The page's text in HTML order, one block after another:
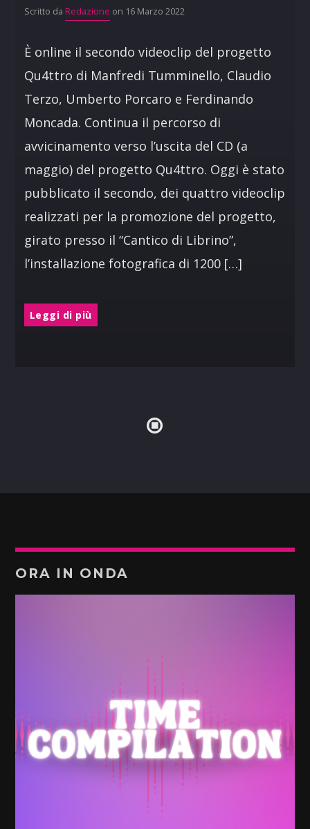
Scritto da Redazione on 16 Marzo 2022
È online il secondo videoclip del progetto
Qu4ttro di Manfredi Tumminello, Claudio
Terzo, Umberto Porcaro e Ferdinando
Moncada. Continua il percorso di
avvicinamento verso l’uscita del CD (a
maggio) del progetto Qu4ttro. Oggi è stato
pubblicato il secondo, dei quattro videoclip
realizzati per la promozione del progetto,
girato presso il “Cantico di Librino”,
l’installazione fotografica di 1200 […]
Leggi di più
ORA IN ONDA